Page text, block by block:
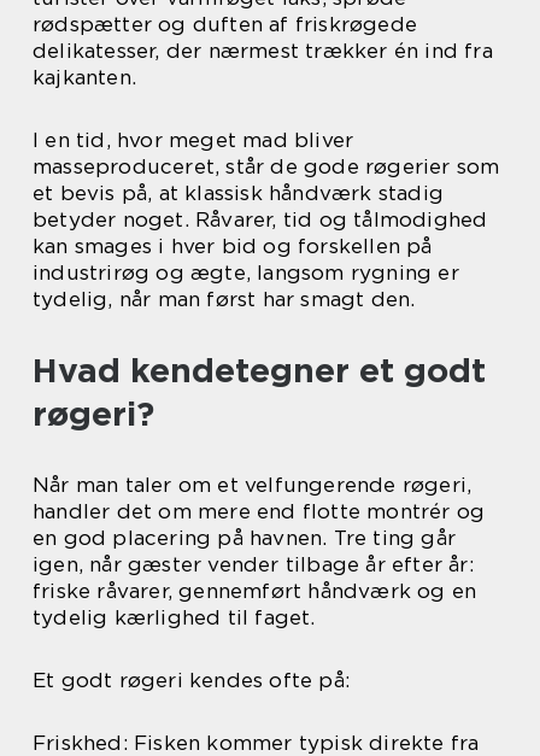
rødspætter og duften af friskrøgede
delikatesser, der nærmest trækker én ind fra
kajkanten.
I en tid, hvor meget mad bliver
masseproduceret, står de gode røgerier som
et bevis på, at klassisk håndværk stadig
betyder noget. Råvarer, tid og tålmodighed
kan smages i hver bid og forskellen på
industrirøg og ægte, langsom rygning er
tydelig, når man først har smagt den.
Hvad kendetegner et godt
røgeri?
Når man taler om et velfungerende røgeri,
handler det om mere end flotte montrér og
en god placering på havnen. Tre ting går
igen, når gæster vender tilbage år efter år:
friske råvarer, gennemført håndværk og en
tydelig kærlighed til faget.
Et godt røgeri kendes ofte på:
Friskhed: Fisken kommer typisk direkte fra